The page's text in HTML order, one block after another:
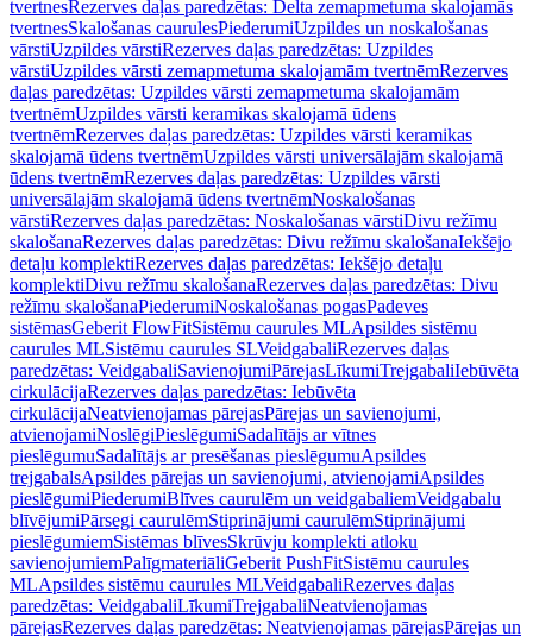
tvertnesRezerves daļas paredzētas: Delta zemapmetuma skalojamās
tvertnesSkalošanas caurulesPiederumiUzpildes un noskalošanas
vārstiUzpildes vārstiRezerves daļas paredzētas: Uzpildes
vārstiUzpildes vārsti zemapmetuma skalojamām tvertnēmRezerves
daļas paredzētas: Uzpildes vārsti zemapmetuma skalojamām
tvertnēmUzpildes vārsti keramikas skalojamā ūdens
tvertnēmRezerves daļas paredzētas: Uzpildes vārsti keramikas
skalojamā ūdens tvertnēmUzpildes vārsti universālajām skalojamā
ūdens tvertnēmRezerves daļas paredzētas: Uzpildes vārsti
universālajām skalojamā ūdens tvertnēmNoskalošanas
vārstiRezerves daļas paredzētas: Noskalošanas vārstiDivu režīmu
skalošanaRezerves daļas paredzētas: Divu režīmu skalošanaIekšējo
detaļu komplektiRezerves daļas paredzētas: Iekšējo detaļu
komplektiDivu režīmu skalošanaRezerves daļas paredzētas: Divu
režīmu skalošanaPiederumiNoskalošanas pogasPadeves
sistēmasGeberit FlowFitSistēmu caurules MLApsildes sistēmu
caurules MLSistēmu caurules SLVeidgabaliRezerves daļas
paredzētas: VeidgabaliSavienojumiPārejasLīkumiTrejgabaliIebūvēta
cirkulācijaRezerves daļas paredzētas: Iebūvēta
cirkulācijaNeatvienojamas pārejasPārejas un savienojumi,
atvienojamiNoslēgiPieslēgumiSadalītājs ar vītnes
pieslēgumuSadalītājs ar presēšanas pieslēgumuApsildes
trejgabalsApsildes pārejas un savienojumi, atvienojamiApsildes
pieslēgumiPiederumiBlīves caurulēm un veidgabaliemVeidgabalu
blīvējumiPārsegi caurulēmStiprinājumi caurulēmStiprinājumi
pieslēgumiemSistēmas blīvesSkrūvju komplekti atloku
savienojumiemPalīgmateriāliGeberit PushFitSistēmu caurules
MLApsildes sistēmu caurules MLVeidgabaliRezerves daļas
paredzētas: VeidgabaliLīkumiTrejgabaliNeatvienojamas
pārejasRezerves daļas paredzētas: Neatvienojamas pārejasPārejas un